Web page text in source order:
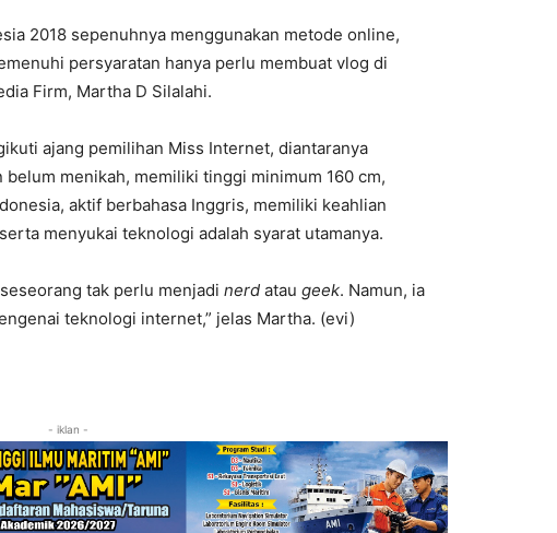
2018 sepenuhnya menggunakan metode online,
persyaratan hanya perlu membuat vlog di
Firm, Martha D Silalahi.
ajang pemilihan Miss Internet, diantaranya
menikah, memiliki tinggi minimum 160 cm,
aktif berbahasa Inggris, memiliki keahlian
menyukai teknologi adalah syarat utamanya.
tak perlu menjadi nerd atau geek. Namun, ia
teknologi internet,” jelas Martha. (evi)
- iklan -